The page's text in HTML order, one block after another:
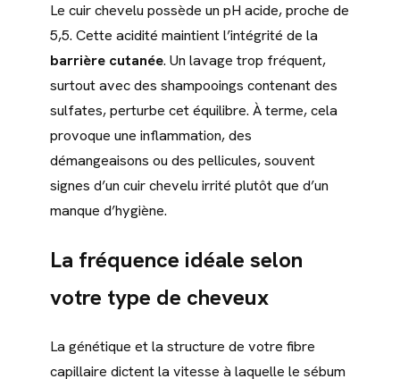
Le cuir chevelu possède un pH acide, proche de
5,5. Cette acidité maintient l’intégrité de la
barrière cutanée. Un lavage trop fréquent,
surtout avec des shampooings contenant des
sulfates, perturbe cet équilibre. À terme, cela
provoque une inflammation, des
démangeaisons ou des pellicules, souvent
signes d’un cuir chevelu irrité plutôt que d’un
manque d’hygiène.
La fréquence idéale selon
votre type de cheveux
La génétique et la structure de votre fibre
capillaire dictent la vitesse à laquelle le sébum